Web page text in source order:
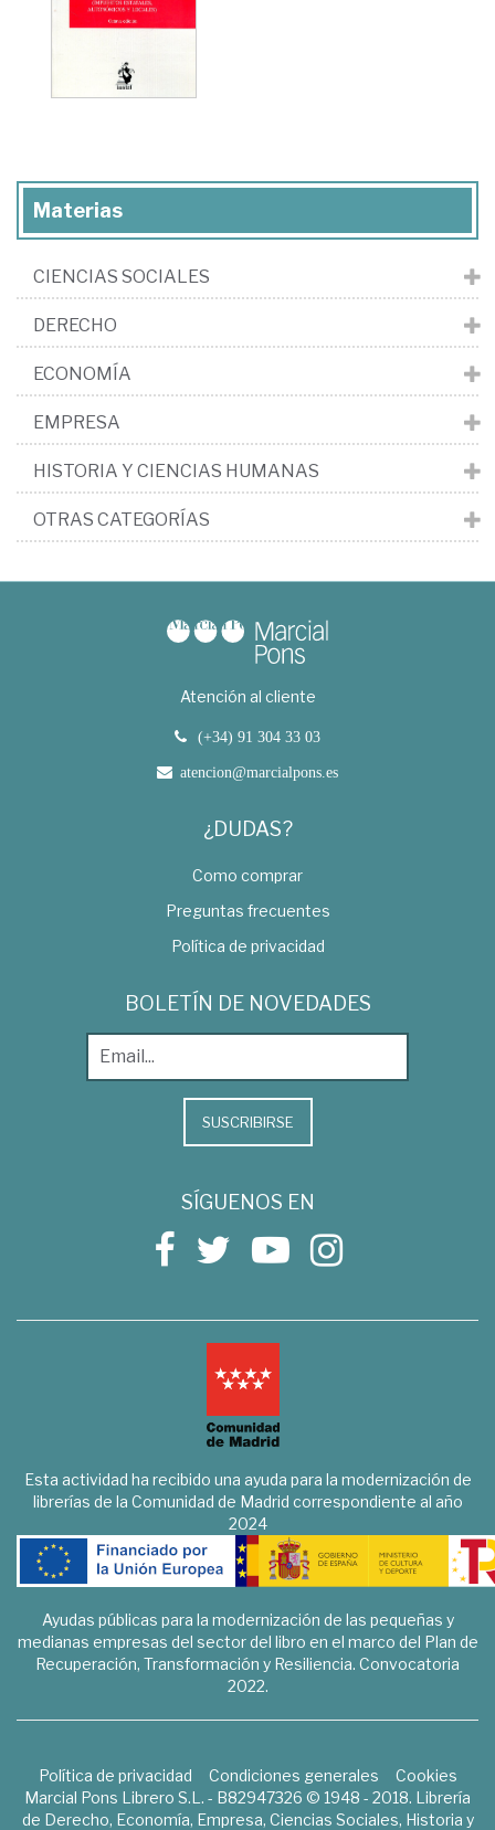
Materias
CIENCIAS SOCIALES
DERECHO
ECONOMÍA
EMPRESA
HISTORIA Y CIENCIAS HUMANAS
OTRAS CATEGORÍAS
Atención al cliente
(+34) 91 304 33 03
atencion@marcialpons.es
¿DUDAS?
Como comprar
Preguntas frecuentes
Política de privacidad
BOLETÍN DE NOVEDADES
SUSCRIBIRSE
SÍGUENOS EN
Esta actividad ha recibido una ayuda para la modernización de
librerías de la Comunidad de Madrid correspondiente al año
2024
Ayudas públicas para la modernización de las pequeñas y
medianas empresas del sector del libro en el marco del Plan de
Recuperación, Transformación y Resiliencia. Convocatoria
2022.
Política de privacidad Condiciones generales
Cookies
Marcial Pons Librero S.L. - B82947326 © 1948 - 2018. Librería
de Derecho, Economía, Empresa, Ciencias Sociales, Historia y